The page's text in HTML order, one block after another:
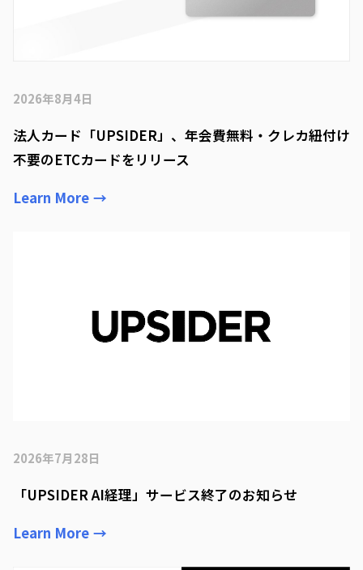
2026年8月4日
法人カード「UPSIDER」、年会費無料・クレカ紐付け
不要のETCカードをリリース
Learn More →
2026年7月28日
「UPSIDER AI経理」サービス終了のお知らせ
Learn More →